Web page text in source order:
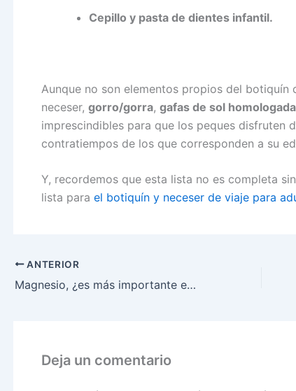
Cepillo y pasta de dientes infantil.
Aunque no son elementos propios del botiquín
neceser, gorro/gorra, gafas de sol
imprescindibles para que los peques disfruten
contratiempos de los que corresponden a su
Y, recordemos que esta lista no es completa
lista para el botiquín y neceser de viaje para
ANTERIOR
Magnesio, ¿es más importante en verano?
Deja un comentario